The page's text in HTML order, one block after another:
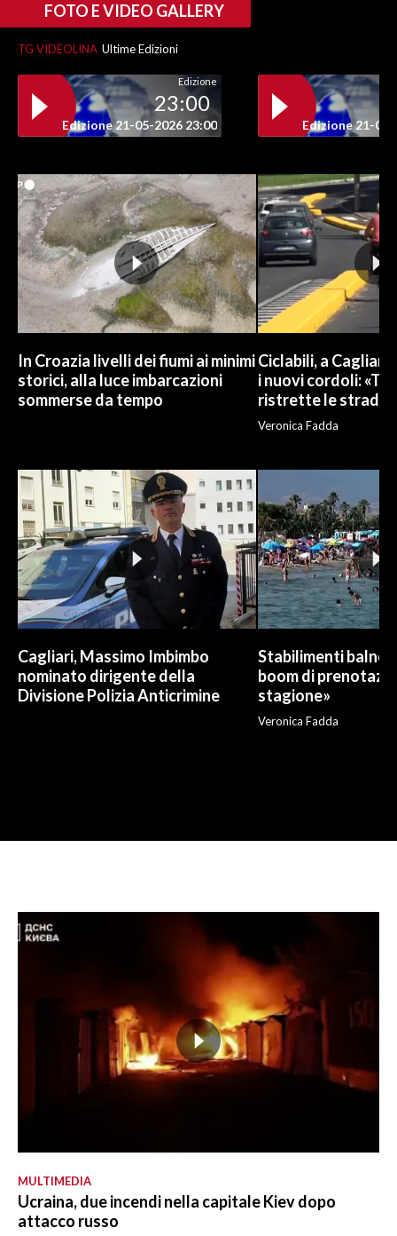
FOTO E VIDEO GALLERY
TG VIDEOLINA Ultime Edizioni
Edizione
23:00
Edizione 21-05-2026 23:00 Edizione 21-05-
In Croazia livelli dei fiumi ai minimi
storici, alla luce imbarcazioni
sommerse da tempo
Ciclabili, a Cagliari
i nuovi cordoli:
ristrette le strade»
Veronica Fadda
Cagliari, Massimo Imbimbo
nominato dirigente della
Divisione Polizia Anticrimine
Stabilimenti
boom di
stagione»
Veronica Fadda
MULTIMEDIA
Ucraina, due incendi nella capitale Kiev dopo
attacco russo